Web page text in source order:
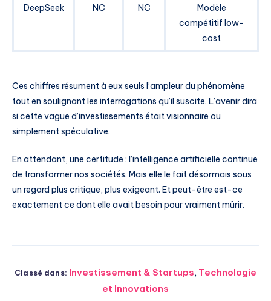
DeepSeek NC NC
Modèle
compétitif low-
cost
Ces chiffres résument à eux seuls l’ampleur du phénomène
tout en soulignant les interrogations qu’il suscite. L’avenir dira
si cette vague d’investissements était visionnaire ou
simplement spéculative.
En attendant, une certitude : l’intelligence artificielle continue
de transformer nos sociétés. Mais elle le fait désormais sous
un regard plus critique, plus exigeant. Et peut-être est-ce
exactement ce dont elle avait besoin pour vraiment mûrir.
Classé dans: Investissement & Startups, Technologie
et Innovations